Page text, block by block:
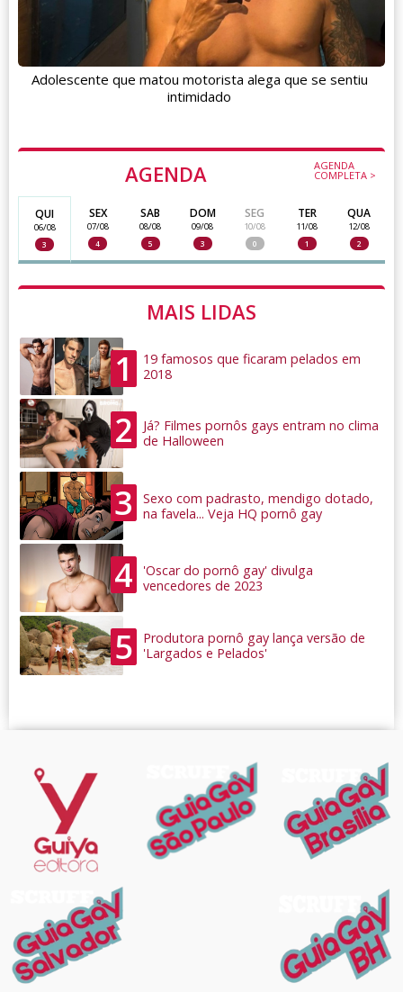
AGENDA AGENDA
COMPLETA >
QUI
06/08
3
SEX
07/08
4
SAB
08/08
5
DOM
09/08
3
SEG
10/08
0
TER
11/08
1
QUA
12/08
2
MAIS LIDAS
1
19 famosos que ficaram pelados em
2018
2
Já? Filmes pornôs gays entram no clima
de Halloween
3
Sexo com padrasto, mendigo dotado,
na favela... Veja HQ pornô gay
4
'Oscar do pornô gay' divulga
vencedores de 2023
5
Produtora pornô gay lança versão de
'Largados e Pelados'
Adolescente que matou motorista alega que se sentiu
intimidado